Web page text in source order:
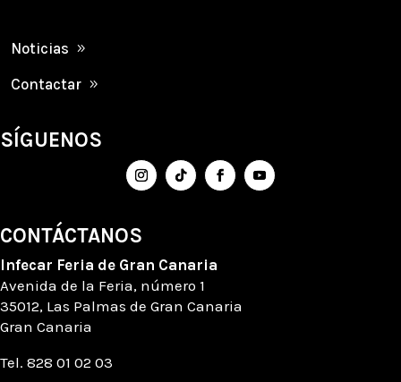
Noticias
Contactar
SÍGUENOS
CONTÁCTANOS
Infecar Feria de Gran Canaria
Avenida de la Feria, número 1
35012, Las Palmas de Gran Canaria
Gran Canaria
Tel. 828 01 02 03